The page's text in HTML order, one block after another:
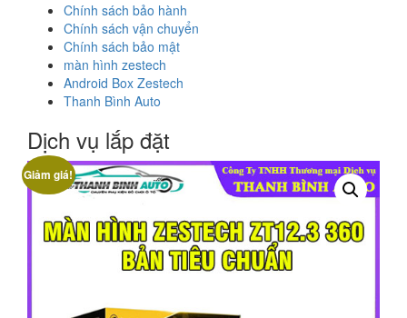
Chính sách bảo hành
Chính sách vận chuyển
Chính sách bảo mật
màn hình zestech
Android Box Zestech
Thanh Bình Auto
Dịch vụ lắp đặt
Giảm giá!